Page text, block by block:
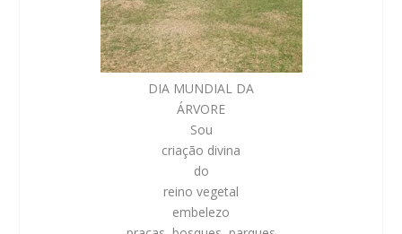
DIA MUNDIAL DA
ÁRVORE
Sou
criação divina
do
reino vegetal
embelezo